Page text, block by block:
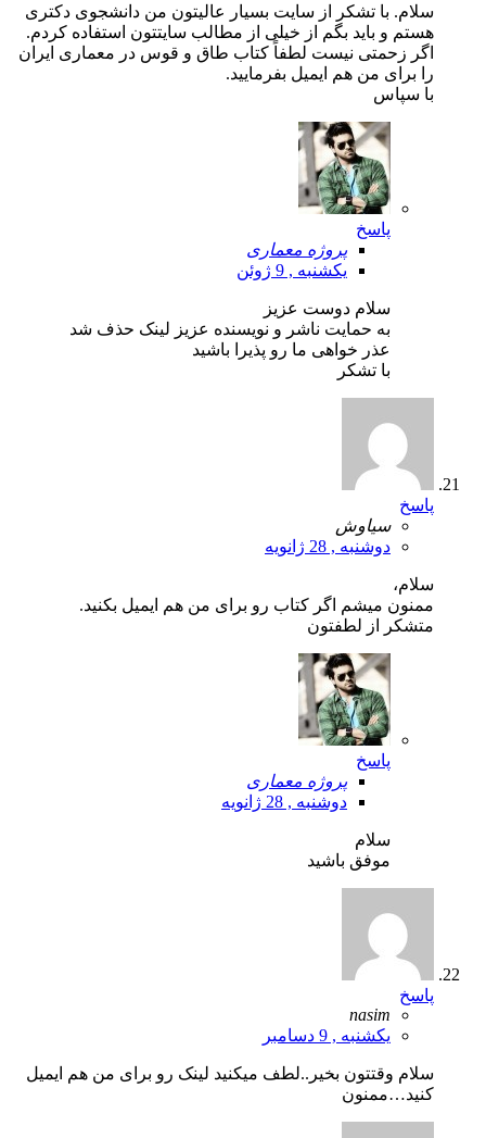
سلام. با تشکر از سایت بسیار عالیتون من دانشجوی دکتری
هستم و باید بگم از خیلی از مطالب سایتتون استفاده کردم.
اگر زحمتی نیست لطفاً کتاب طاق و قوس در معماری ایران
را برای من هم ایمیل بفرمایید.
با سپاس
پاسخ
پروژه معماری
یکشنبه , 9 ژوئن
سلام دوست عزیز
به حمایت ناشر و نویسنده عزیز لینک حذف شد
عذر خواهی ما رو پذیرا باشید
با تشکر
پاسخ
سیاوش
دوشنبه , 28 ژانویه
سلام،
ممنون میشم اگر کتاب رو برای من هم ایمیل بکنید.
متشکر از لطفتون
پاسخ
پروژه معماری
دوشنبه , 28 ژانویه
سلام
موفق باشید
پاسخ
nasim
یکشنبه , 9 دسامبر
سلام وقتتون بخیر..لطف میکنید لینک رو برای من هم ایمیل
کنید…ممنون